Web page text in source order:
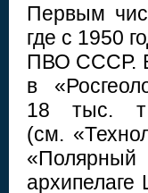
Первым
где с 1950
ПВО СССР. В
в
18 тыс. т
(см.